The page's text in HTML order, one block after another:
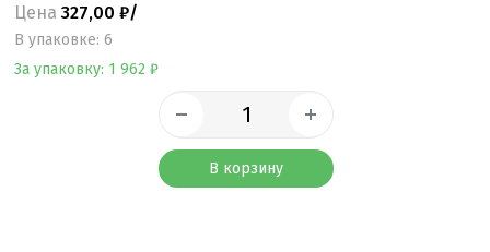
Цена 327,00 ₽/
B упаковке: 6
За упаковку: 1 962 ₽
В корзину